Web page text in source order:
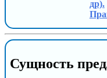
др).
Сущность